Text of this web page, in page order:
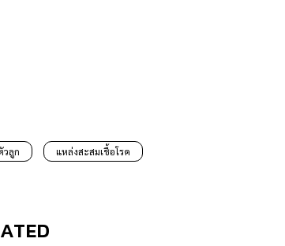
วลูก แหล่งสะสมเชื้อโรค